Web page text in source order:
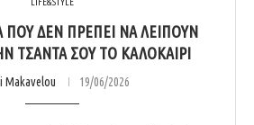
ΠΟΥ ΔΕΝ ΠΡΈΠΕΙ ΝΑ ΛΕΊΠΟΥΝ
ΤΣΆΝΤΑ ΣΟΥ ΤΟ ΚΑΛΟΚΑΊΡΙ
Makavelou 19/06/2026